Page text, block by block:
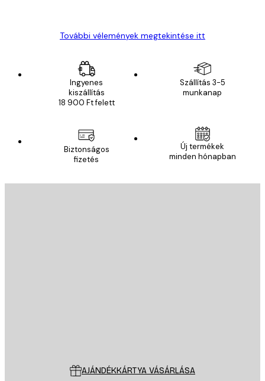
További vélemények megtekintése itt
Ingyenes
kiszállítás
18 900 Ft felett
Szállítás 3-5
munkanap
Biztonságos
fizetés
Új termékek
minden hónapban
AJÁNDÉKKÁRTYA VÁSÁRLÁSA